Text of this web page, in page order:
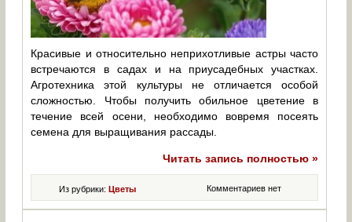
Красивые и относительно неприхотливые астры часто
встречаются в садах и на приусадебных участках.
Агротехника этой культуры не отличается особой
сложностью. Чтобы получить обильное цветение в
течение всей осени, необходимо вовремя посеять
семена для выращивания рассады.
Читать запись полностью »
Комментариев нет
Из рубрики:Цветы